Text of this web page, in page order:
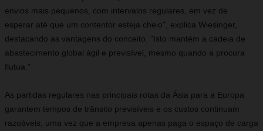
envios mais pequenos, com intervalos regulares, em vez de
esperar até que um contentor esteja cheio", explica Wiesinger,
destacando as vantagens do conceito. "Isto mantém a cadeia de
abastecimento global ágil e previsível, mesmo quando a procura
flutua."
As partidas regulares nas principais rotas da Ásia para a Europa
garantem tempos de trânsito previsíveis e os custos continuam
razoáveis, uma vez que a empresa apenas paga o espaço de carga